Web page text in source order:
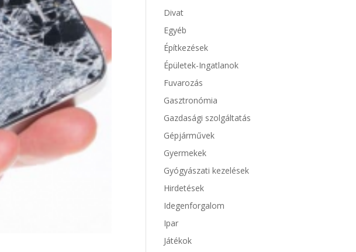
Divat
Egyéb
Építkezések
Épületek-Ingatlanok
Fuvarozás
Gasztronómia
Gazdasági szolgáltatás
Gépjárművek
Gyermekek
Gyógyászati kezelések
Hirdetések
Idegenforgalom
Ipar
Játékok